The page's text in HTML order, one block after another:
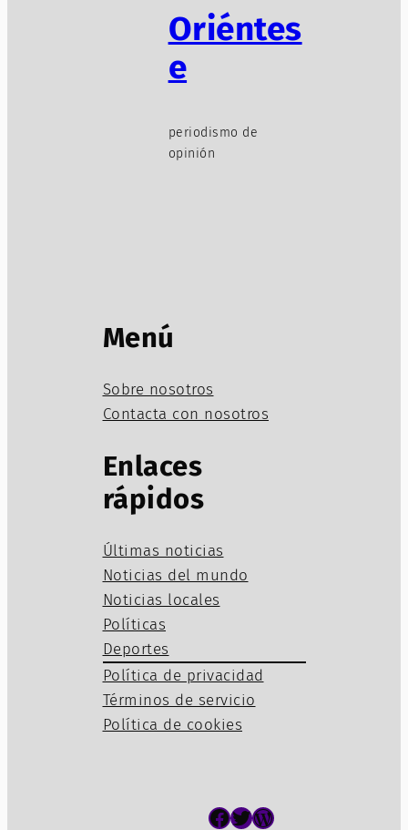
Oriéntes
e
periodismo de
opinión
Menú
Sobre nosotros
Contacta con nosotros
Enlaces
rápidos
Últimas noticias
Noticias del mundo
Noticias locales
Políticas
Deportes
Política de privacidad
Términos de servicio
Política de cookies
Facebook Twitter WordPress